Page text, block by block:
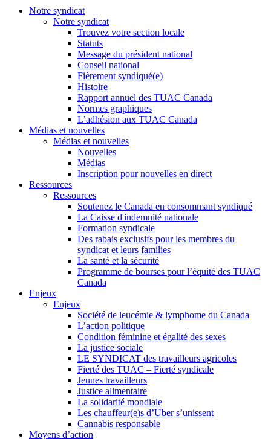
Notre syndicat
Notre syndicat
Trouvez votre section locale
Statuts
Message du président national
Conseil national
Fièrement syndiqué(e)
Histoire
Rapport annuel des TUAC Canada
Normes graphiques
L’adhésion aux TUAC Canada
Médias et nouvelles
Médias et nouvelles
Nouvelles
Médias
Inscription pour nouvelles en direct
Ressources
Ressources
Soutenez le Canada en consommant syndiqué
La Caisse d'indemnité nationale
Formation syndicale
Des rabais exclusifs pour les membres du
syndicat et leurs families
La santé et la sécurité
Programme de bourses pour l’équité des TUAC
Canada
Enjeux
Enjeux
Société de leucémie & lymphome du Canada
L’action politique
Condition féminine et égalité des sexes
La justice sociale
LE SYNDICAT des travailleurs agricoles
Fierté des TUAC – Fierté syndicale
Jeunes travailleurs
Justice alimentaire
La solidarité mondiale
Les chauffeur(e)s d’Uber s’unissent
Cannabis responsable
Moyens d’action